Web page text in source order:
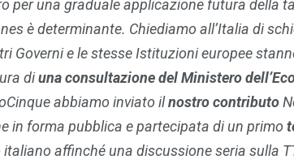
per una graduale applicazione futura della
è determinante. Chiediamo all’Italia di
Governi e le stesse Istituzioni europee
diuna consultazione del Ministero
abbiamo inviato ilnostro contributo
in forma pubblica e partecipata di un primo
affinché una discussione seria sulla